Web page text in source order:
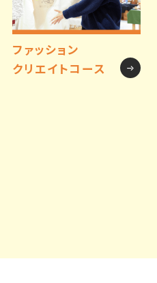
ファッション
クリエイトコース